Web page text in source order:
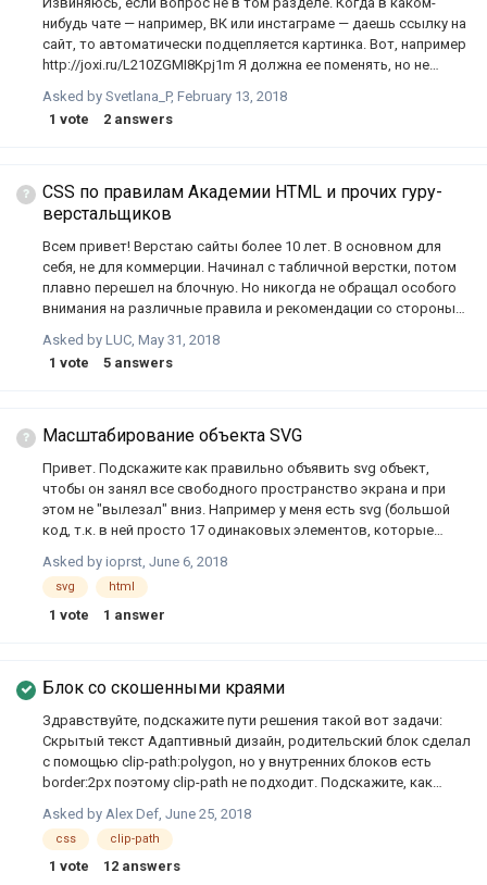
нибудь чате — например, ВК или инстаграме — даешь ссылку на
сайт, то автоматически подцепляется картинка. Вот, например
http://joxi.ru/L210ZGMI8Kpj1m Я должна ее поменять, но не
запросам гуглить? Когда ищу по запросам со словом
"сниппет", в результатах речь только о сниппете из поисковой
Asked by Svetlana_P, February 13, 2018
1 vote 2 answers
CSS по правилам Академии HTML и прочих гуру-
верстальщиков
Всем привет! Верстаю сайты более 10 лет. В основном для
себя, не для коммерции. Начинал с табличной верстки, потом
плавно перешел на блочную. Но никогда не обращал особого
внимания на различные правила и рекомендации со стороны
предельно прост: если код проходит валидацию - хорошо.
Если юзеры не жалуются на поехавшие блоки - ещё лучше!
кода Академии HTML" , возник ряд вопросов, найти ответы на
которые даются в руководстве по написанию CSS. Например,
…
Asked by LUC, May 31, 2018
1 vote 5 answers
Масштабирование объекта SVG
Привет. Подскажите как правильно объявить svg объект,
чтобы он занял все свободного пространство экрана и при
этом не "вылезал" вниз. Например у меня есть svg (большой
код, т.к. в ней просто 17 одинаковых элементов, которые
xmlns="http://www.w3.org/2000/svg"
xmlns:ev="http://www.w3.org/2001/xml-events"
xmlns:xlink="http://www.w3.org/1999/xlink" baseProfile="full"
Asked by ioprst June 6, 2018
svg html
1 vote 1 answer
Блок со скошенными краями
Здравствуйте, подскажите пути решения такой вот задачи:
Скрытый текст Адаптивный дизайн, родительский блок сделал
с помощью clip-path:polygon, но у внутренних блоков есть
border:2px поэтому clip-path не подходит. Подскажите, как
Asked by Alex Def June 25, 2018
css clip-path
1 vote 12 answers